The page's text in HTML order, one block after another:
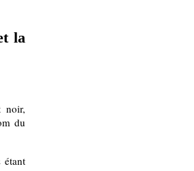
la
noir,
du
étant